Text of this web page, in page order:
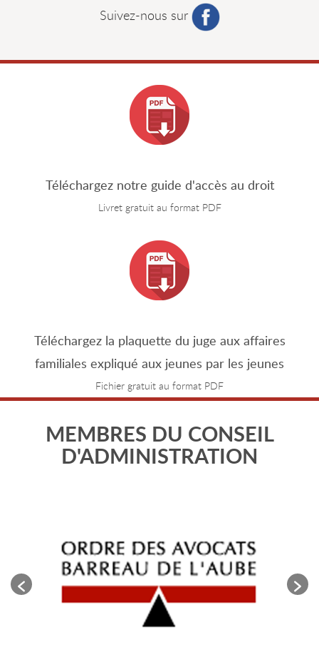
Suivez-nous sur
Téléchargez notre guide d'accès au droit
Livret gratuit au format PDF
Téléchargez la plaquette du juge aux affaires
familiales expliqué aux jeunes par les jeunes
Fichier gratuit au format PDF
MEMBRES DU CONSEIL
D'ADMINISTRATION